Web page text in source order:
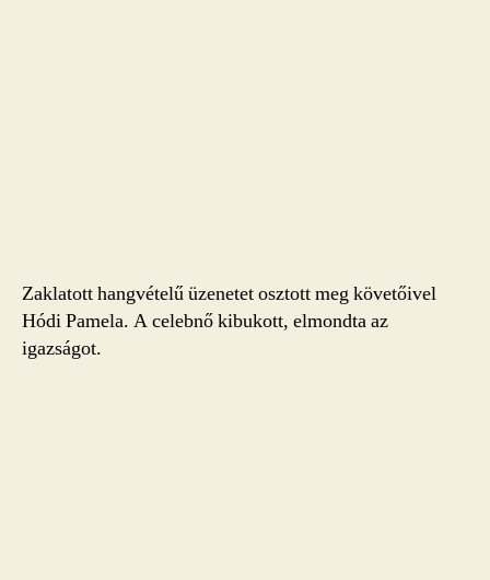
Zaklatott hangvételű üzenetet osztott meg követőivel
Hódi Pamela. A celebnő kibukott, elmondta az
igazságot.